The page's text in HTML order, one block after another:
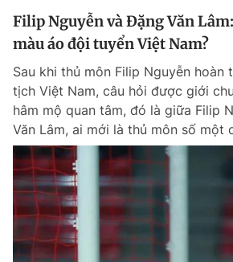
Filip Nguyễn và Đặng Văn
màu áo đội tuyển Việt Nam?
Sau khi thủ môn Filip Nguyễn hoàn
tịch Việt Nam, câu hỏi được giới
hâm mộ quan tâm, đó là giữa Filip
Văn Lâm, ai mới là thủ môn số một